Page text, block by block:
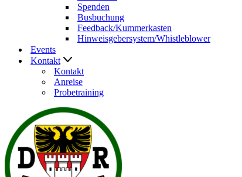
Spenden
Busbuchung
Feedback/Kummerkasten
Hinweisgebersystem/Whistleblower
Events
Kontakt
Kontakt
Anreise
Probetraining